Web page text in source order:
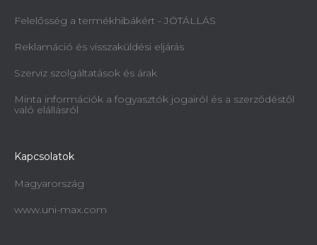
Felelősség a termékhibákért - JÓTÁLLÁS
Reklamáció és visszaküldési eljárás
Szerviz szolgáltatások és árak
Minta információk a fogyasztók jogairól és a szerződéstől
való elállásról
Kapcsolatok
Magyarország
www.uni-max.com